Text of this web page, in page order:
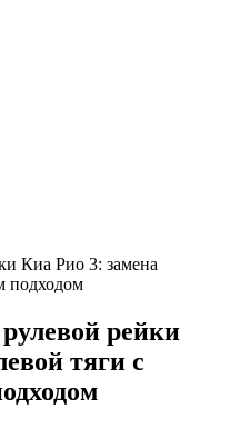
Киа Рио 3: замена
подходом
рейки
тяги с